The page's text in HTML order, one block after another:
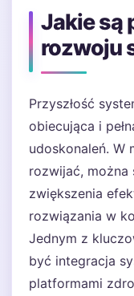
Jakie są
rozwoju
Przyszłość
obiecująca i
udoskonaleń. W
rozwijać, można
zwiększenia
rozwiązania w
Jednym z
być integracja
platformami